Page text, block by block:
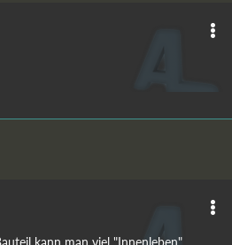
kann man viel "Innenleben"